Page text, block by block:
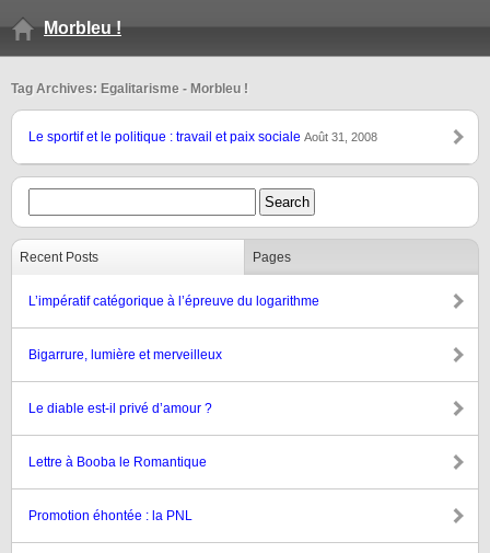
Morbleu !
Tag Archives: Egalitarisme - Morbleu !
Le sportif et le politique : travail et paix sociale Août 31, 2008
Recent Posts Pages
L’impératif catégorique à l’épreuve du logarithme
Bigarrure, lumière et merveilleux
Le diable est-il privé d’amour ?
Lettre à Booba le Romantique
Promotion éhontée : la PNL